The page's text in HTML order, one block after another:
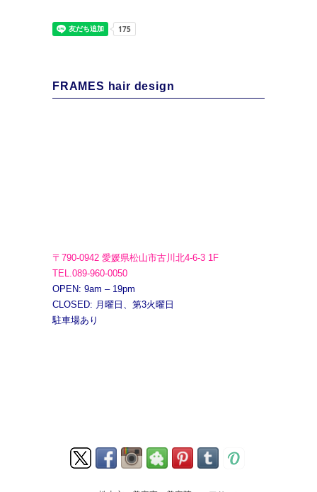
FRAMES hair design
〒790-0942 愛媛県松山市古川北4-6-3 1F
TEL.089-960-0050
OPEN: 9am – 19pm
CLOSED: 月曜日、第3火曜日
駐車場あり